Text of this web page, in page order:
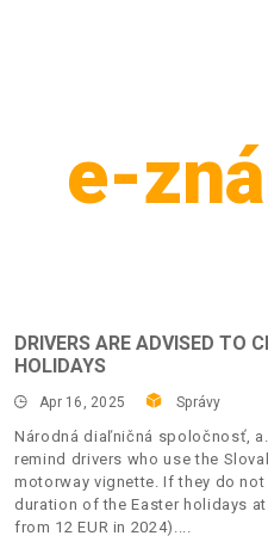
e-
DRIVERS ARE ADVISED TO
HOLIDAYS
Apr 16, 2025 Správy
Národná diaľničná spoločnosť,
remind drivers who use the
motorway vignette. If they do
duration of the Easter holidays
from 12 EUR in 2024).